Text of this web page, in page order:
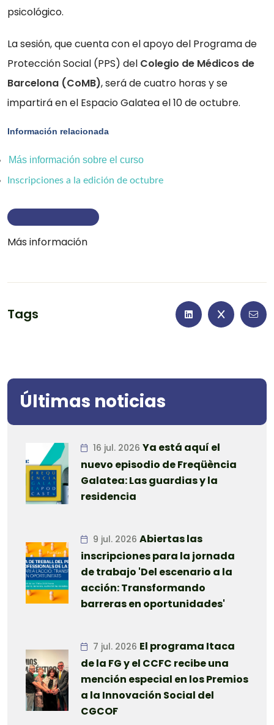
psicológico.
La sesión, que cuenta con el apoyo del Programa de
Protección Social (PPS) del Colegio de Médicos de
Barcelona (CoMB), será de cuatro horas y se
impartirá en el Espacio Galatea el 10 de octubre.
Información relacionada
Más información sobre el curso
Inscripciones a la edición de octubre
Más información
Tags
Últimas noticias
16 jul. 2026 Ya está aquí el
nuevo episodio de Freqüència
Galatea: Las guardias y la
residencia
9 jul. 2026 Abiertas las
inscripciones para la jornada
de trabajo 'Del escenario a la
acción: Transformando
barreras en oportunidades'
7 jul. 2026 El programa Itaca
de la FG y el CCFC recibe una
mención especial en los Premios
a la Innovación Social del
CGCOF